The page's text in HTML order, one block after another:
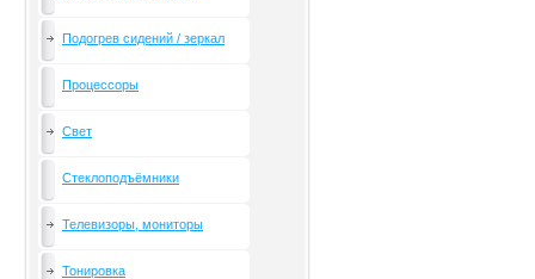
Подогрев сидений / зеркал
Процессоры
Свет
Стеклоподъёмники
Телевизоры, мониторы
Тонировка